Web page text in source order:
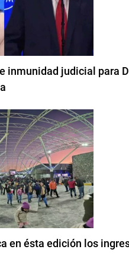
inmunidad judicial para
en ésta edición los